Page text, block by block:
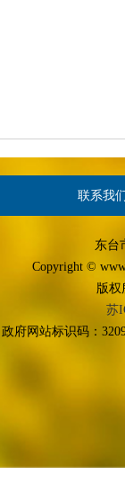
联系我
东台
Copyright ©
版权
苏
政府网站标识码：